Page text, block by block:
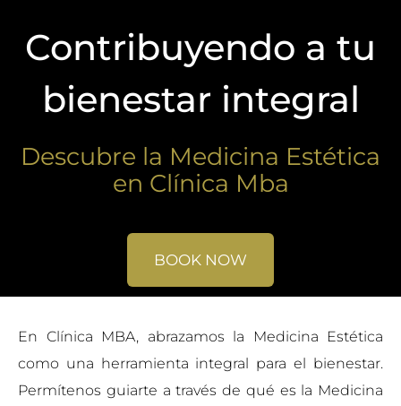
Contribuyendo a tu
bienestar integral
Descubre la Medicina Estética
en Clínica Mba
BOOK NOW
En Clínica MBA, abrazamos la Medicina Estética
como una herramienta integral para el bienestar.
Permítenos guiarte a través de qué es la Medicina